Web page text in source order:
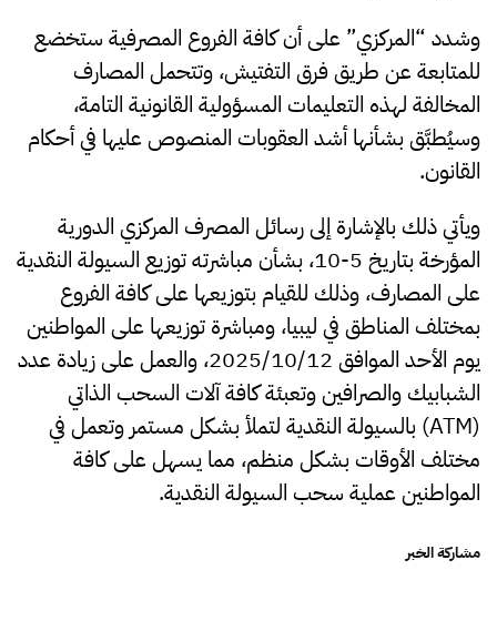
وشدد “المركزي” على أن كافة الفروع المصرفية ستخضع
للمتابعة عن طريق فرق التفتيش، وتتحمل المصارف
المخالفة لهذه التعليمات المسؤولية القانونية التامة،
وسيُطبَّق بشأنها أشد العقوبات المنصوص عليها في أحكام
القانون.
ويأتي ذلك بالإشارة إلى رسائل المصرف المركزي الدورية
المؤرخة بتاريخ 5-10، بشأن مباشرته توزيع السيولة النقدية
على المصارف، وذلك للقيام بتوزيعها على كافة الفروع
بمختلف المناطق في ليبيا، ومباشرة توزيعها على المواطنين
يوم الأحد الموافق 2025/10/12، والعمل على زيادة عدد
الشبابيك والصرافين وتعبئة كافة آلات السحب الذاتي
(ATM) بالسيولة النقدية لتملأ بشكل مستمر وتعمل في
مختلف الأوقات بشكل منظم، مما يسهل على كافة
المواطنين عملية سحب السيولة النقدية.
مشاركة الخبر